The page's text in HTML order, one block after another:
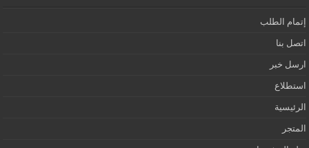
إتمام الطلب
اتصل بنا
ارسل خبر
استطلاع
الرئيسية
المتجر